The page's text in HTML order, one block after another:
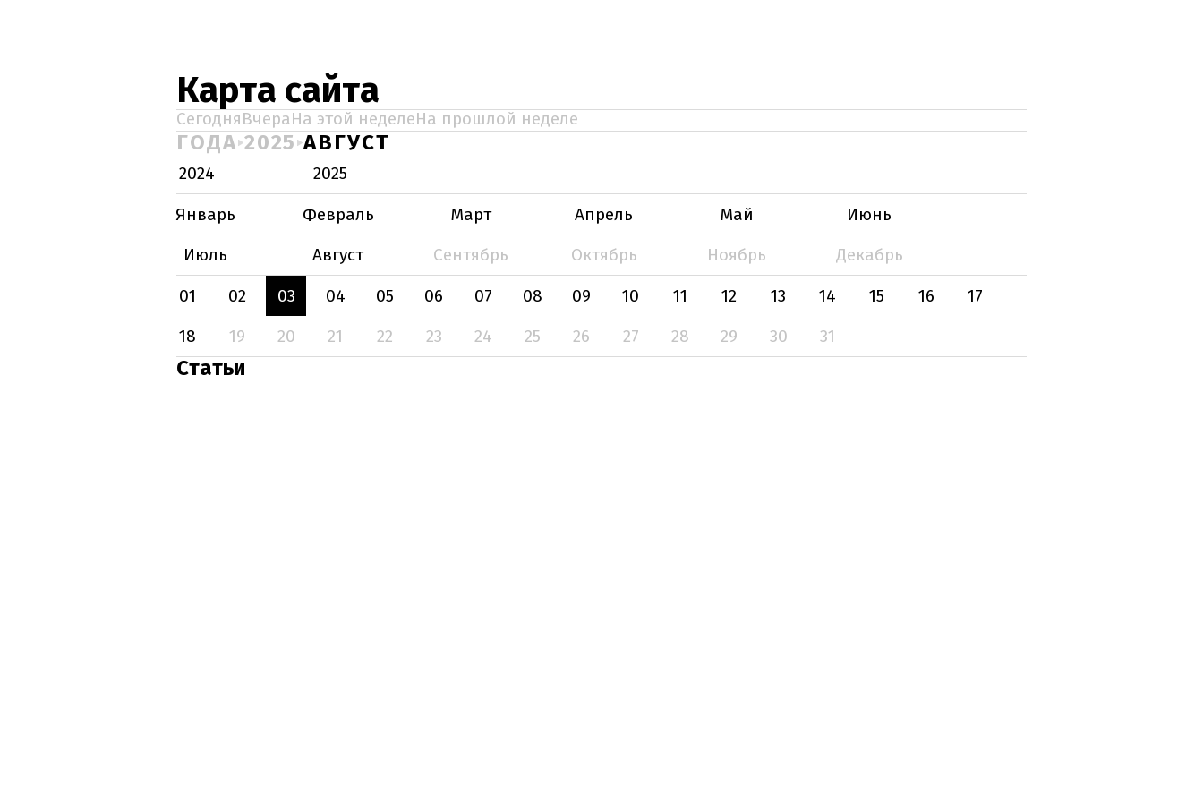
Карта сайта
СегодняВчераНа этой неделеНа прошлой неделе
ГОДА 2025 АВГУСТ
2024
2025
Январь
Февраль Март Апрель Май
Июнь
Июль
Август Сентябрь Октябрь Ноябрь
Декабрь
01
02 03 04 05 06 07 08 09 10 11 12 13 14 15 16
17
18
19 20 21 22 23 24 25 26 27 28 29 30 31
Статьи